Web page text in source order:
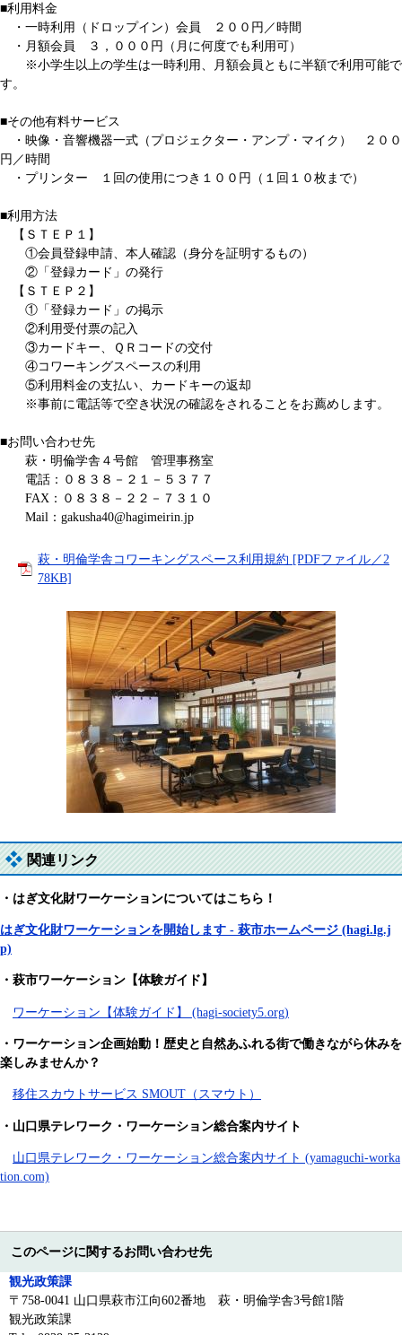
■利用料金
・一時利用（ドロップイン）会員 ２００円／時間
・月額会員 ３，０００円（月に何度でも利用可）
※小学生以上の学生は一時利用、月額会員ともに半額で利用可能で
す。
■その他有料サービス
・映像・音響機器一式（プロジェクター・アンプ・マイク） ２００
円／時間
・プリンター １回の使用につき１００円（１回１０枚まで）
■利用方法
【ＳＴＥＰ１】
①会員登録申請、本人確認（身分を証明するもの）
②「登録カード」の発行
【ＳＴＥＰ２】
①「登録カード」の掲示
②利用受付票の記入
③カードキー、ＱＲコードの交付
④コワーキングスペースの利用
⑤利用料金の支払い、カードキーの返却
※事前に電話等で空き状況の確認をされることをお薦めします。
■お問い合わせ先
萩・明倫学舎４号館 管理事務室
電話：０８３８－２１－５３７７
FAX：０８３８－２２－７３１０
Mail：gakusha40@hagimeirin.jp
萩・明倫学舎コワーキングスペース利用規約 [PDFファイル／2
78KB]
関連リンク
・はぎ文化財ワーケーションについてはこちら！
はぎ文化財ワーケーションを開始します - 萩市ホームページ (hagi.lg.j
p)
・萩市ワーケーション【体験ガイド】
ワーケーション【体験ガイド】 (hagi-society5.org)
・ワーケーション企画始動！歴史と自然あふれる街で働きながら休みを
楽しみませんか？
移住スカウトサービス SMOUT（スマウト）
・山口県テレワーク・ワーケーション総合案内サイト
山口県テレワーク・ワーケーション総合案内サイト (yamaguchi-worka
tion.com)
このページに関するお問い合わせ先
観光政策課
〒758-0041 山口県萩市江向602番地 萩・明倫学舎3号館1階
観光政策課